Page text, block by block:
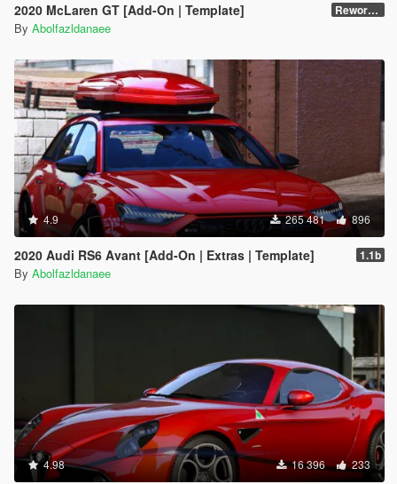
2020 McLaren GT [Add-On | Template] Reworked 1.0
By Abolfazldanaee
4.9 265 481 896
2020 Audi RS6 Avant [Add-On | Extras | Template] 1.1b
By Abolfazldanaee
4.98 16 396 233